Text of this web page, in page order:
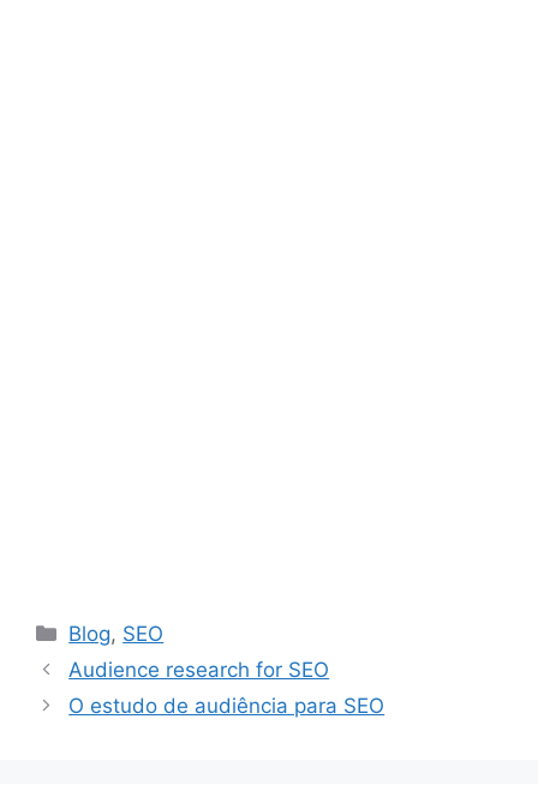
Catégories
Blog, SEO
Audience research for SEO
O estudo de audiência para SEO